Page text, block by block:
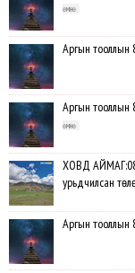
өмнө
Аргын тооллын
Аргын тооллын
өмнө
ХОВД
урьдчилсан
Аргын тооллын